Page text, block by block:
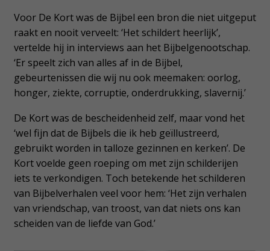
Voor De Kort was de Bijbel een bron die niet uitgeput
raakt en nooit verveelt: ‘Het schildert heerlijk’,
vertelde hij in interviews aan het Bijbelgenootschap.
‘Er speelt zich van alles af in de Bijbel,
gebeurtenissen die wij nu ook meemaken: oorlog,
honger, ziekte, corruptie, onderdrukking, slavernij.’
De Kort was de bescheidenheid zelf, maar vond het
‘wel fijn dat de Bijbels die ik heb geïllustreerd,
gebruikt worden in talloze gezinnen en kerken’. De
Kort voelde geen roeping om met zijn schilderijen
iets te verkondigen. Toch betekende het schilderen
van Bijbelverhalen veel voor hem: ‘Het zijn verhalen
van vriendschap, van troost, van dat niets ons kan
scheiden van de liefde van God.’